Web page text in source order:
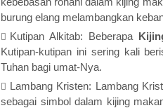
burung elang melambangkan
Kutipan Alkitab: Beberapa
Kutipan-kutipan ini sering kali
Tuhan bagi umat-Nya.
Lambang Kristen: Lambang
sebagai simbol dalam kijing